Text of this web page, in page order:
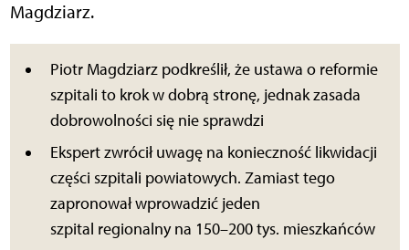
Magdziarz.
Piotr Magdziarz podkreślił, że ustawa o reformie
szpitali to krok w dobrą stronę, jednak zasada
dobrowolności się nie sprawdzi
Ekspert zwrócił uwagę na konieczność likwidacji
części szpitali powiatowych. Zamiast tego
zapronował wprowadzić jeden
szpital regionalny na 150–200 tys. mieszkańców